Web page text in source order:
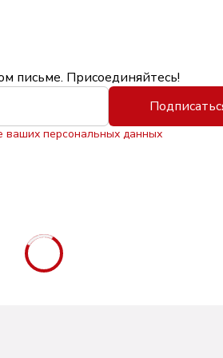
письме. Присоединяйтесь!
ваших персональных данных